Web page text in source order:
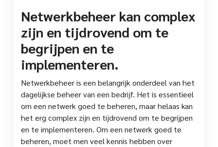
Netwerkbeheer kan complex
zijn en tijdrovend om te
begrijpen en te
implementeren.
Netwerkbeheer is een belangrijk onderdeel van het
dagelijkse beheer van een bedrijf. Het is essentieel
om een netwerk goed te beheren, maar helaas kan
het erg complex zijn en tijdrovend om te begrijpen
en te implementeren. Om een netwerk goed te
beheren, moet men veel kennis hebben over